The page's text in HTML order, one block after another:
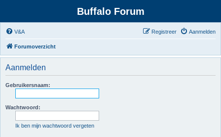
Buffalo Forum
V&A Aanmelden
Registreer
Forumoverzicht
Aanmelden
Gebruikersnaam:
Wachtwoord:
Ik ben mijn wachtwoord vergeten